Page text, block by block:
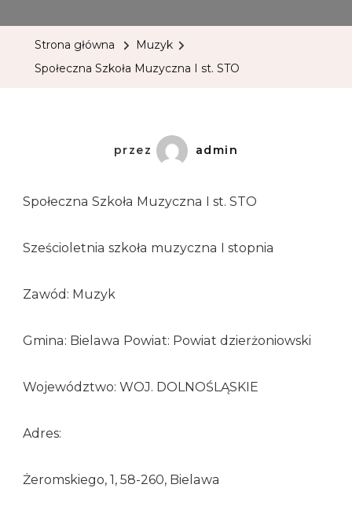
Strona główna
Muzyk
Społeczna Szkoła Muzyczna I st. STO
przez admin
Społeczna Szkoła Muzyczna I st. STO
Sześcioletnia szkoła muzyczna I stopnia
Zawód: Muzyk
Gmina: Bielawa Powiat: Powiat dzierżoniowski
Województwo: WOJ. DOLNOŚLĄSKIE
Adres:
Żeromskiego, 1, 58-260, Bielawa